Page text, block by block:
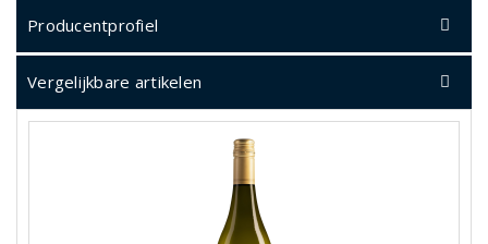
Producentprofiel
Vergelijkbare artikelen